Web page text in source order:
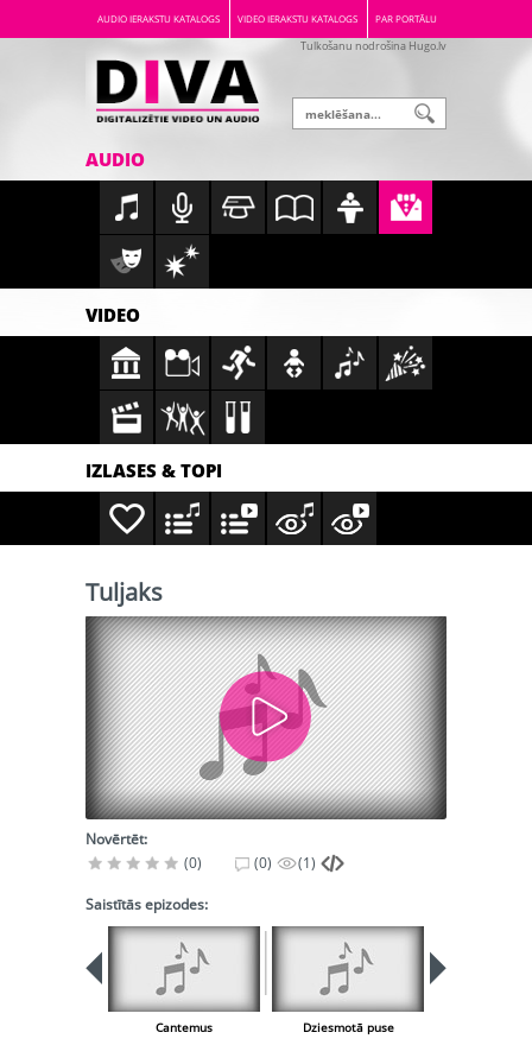
AUDIO IERAKSTU KATALOGS VIDEO IERAKSTU KATALOGS PAR PORTĀLU
Tulkošanu nodrošina Hugo.lv
AUDIO
VIDEO
IZLASES & TOPI
Tuljaks
Novērtēt:
(0)
(0) (1)
Saistītās epizodes:
Cantemus Dziesmotā puse